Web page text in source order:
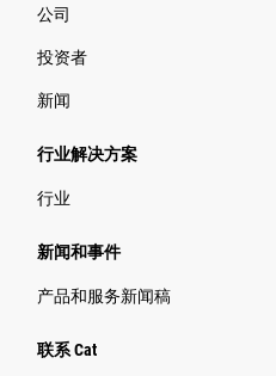
公司
投资者
新闻
行业解决方案
行业
新闻和事件
产品和服务新闻稿
联系 Cat